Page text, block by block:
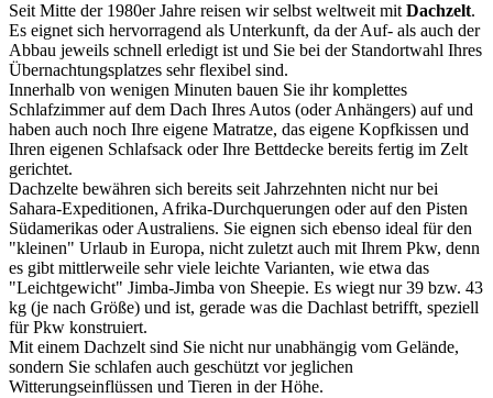
Seit Mitte der 1980er Jahre reisen wir selbst weltweit mit Dachzelt.
Es eignet sich hervorragend als Unterkunft, da der Auf- als auch der
Abbau jeweils schnell erledigt ist und Sie bei der Standortwahl Ihres
Übernachtungsplatzes sehr flexibel sind.
Innerhalb von wenigen Minuten bauen Sie ihr komplettes
Schlafzimmer auf dem Dach Ihres Autos (oder Anhängers) auf und
haben auch noch Ihre eigene Matratze, das eigene Kopfkissen und
Ihren eigenen Schlafsack oder Ihre Bettdecke bereits fertig im Zelt
gerichtet.
Dachzelte bewähren sich bereits seit Jahrzehnten nicht nur bei
Sahara-Expeditionen, Afrika-Durchquerungen oder auf den Pisten
Südamerikas oder Australiens. Sie eignen sich ebenso ideal für den
"kleinen" Urlaub in Europa, nicht zuletzt auch mit Ihrem Pkw, denn
es gibt mittlerweile sehr viele leichte Varianten, wie etwa das
"Leichtgewicht" Jimba-Jimba von Sheepie. Es wiegt nur 39 bzw. 43
kg (je nach Größe) und ist, gerade was die Dachlast betrifft, speziell
für Pkw konstruiert.
Mit einem Dachzelt sind Sie nicht nur unabhängig vom Gelände,
sondern Sie schlafen auch geschützt vor jeglichen
Witterungseinflüssen und Tieren in der Höhe.